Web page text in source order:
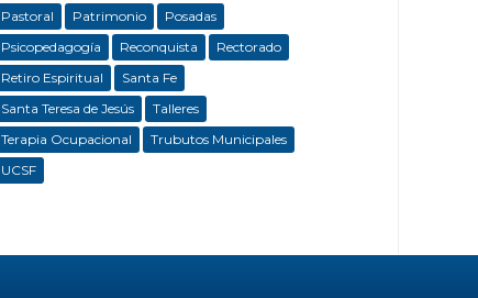
Pastoral
Patrimonio
Posadas
Psicopedagogía
Reconquista
Rectorado
Retiro Espiritual
Santa Fe
Santa Teresa de Jesús
Talleres
Terapia Ocupacional
Trubutos Municipales
UCSF